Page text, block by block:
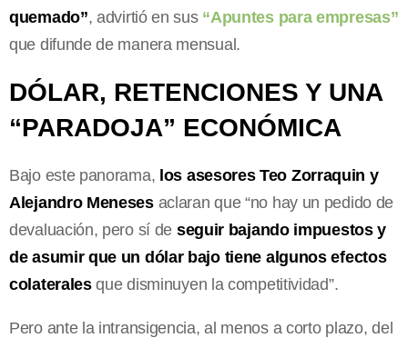
quemado”, advirtió en sus “Apuntes para empresas”
que difunde de manera mensual.
DÓLAR, RETENCIONES Y UNA
“PARADOJA” ECONÓMICA
Bajo este panorama, los asesores Teo Zorraquin y
Alejandro Menesesaclaran que “no hay un pedido de
devaluación, pero sí de seguir bajando impuestos y
de asumir que un dólar bajo tiene algunos efectos
colateralesque disminuyen la competitividad”.
Pero ante la intransigencia, al menos a corto plazo, del